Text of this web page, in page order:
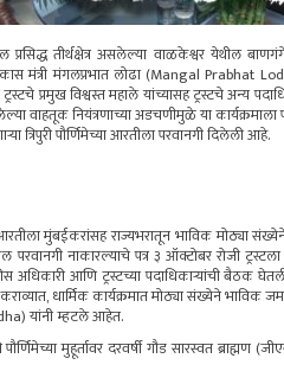
प्रसिद्ध तीर्थक्षेत्र असलेल्या वाळकेश्वर येथील
मंत्री मंगलप्रभात लोढा (Mangal Prabhat
प्रमुख विश्वस्त महाले यांच्यासह ट्रस्टचे अन्य
वाहतूक नियंत्रणाच्या अडचणीमुळे या कार्यक्रमाला
त्रिपुरी पौर्णिमेच्या आरतीला परवानगी दिलेली आहे.
मुंबईकरांसह राज्यभरातून भाविक मोठ्या
परवानगी नाकारल्याचे पत्र ३ ऑक्टोबर रोजी
आणि ट्रस्टच्या पदाधिकाऱ्यांची बैठक
धार्मिक कार्यक्रमात मोठ्या संख्येने
यांनी म्हटले आहेत.
पौर्णिमेच्या मुहूर्तावर दरवर्षी गौड सारस्वत